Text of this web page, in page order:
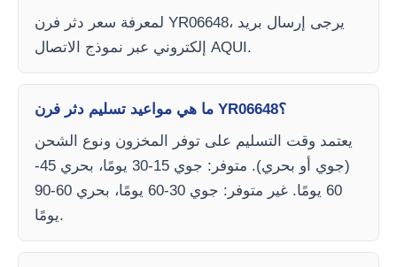
لمعرفة سعر دثر فرن YR06648، يرجى إرسال بريد
إلكتروني عبر نموذج الاتصال AQUI.
ما هي مواعيد تسليم دثر فرن YR06648؟
يعتمد وقت التسليم على توفر المخزون ونوع الشحن
(جوي أو بحري). متوفر: جوي 15-30 يومًا، بحري 45-
60 يومًا. غير متوفر: جوي 30-60 يومًا، بحري 60-90
يومًا.